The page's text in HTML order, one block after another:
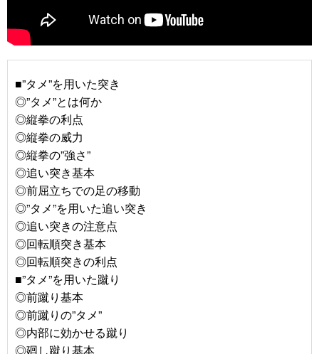
■”タメ”を用いた突き
◎”タメ”とは何か
◎縦拳の利点
◎縦拳の威力
◎縦拳の”強さ”
◎追い突き基本
◎前屈立ちでの足の移動
◎”タメ”を用いた追い突き
◎追い突きの注意点
◎回転順突き基本
◎回転順突きの利点
■”タメ”を用いた蹴り
◎前蹴り基本
◎前蹴りの”タメ”
◎内部に効かせる蹴り
◎廻し蹴り基本